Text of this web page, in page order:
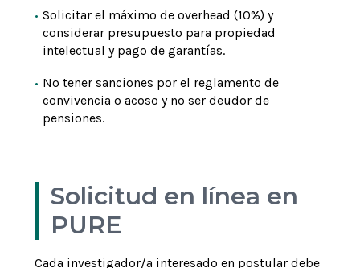
Solicitar el máximo de overhead (10%) y
considerar presupuesto para propiedad
intelectual y pago de garantías.
No tener sanciones por el reglamento de
convivencia o acoso y no ser deudor de
pensiones.
Solicitud en línea en
PURE
Cada investigador/a interesado en postular debe